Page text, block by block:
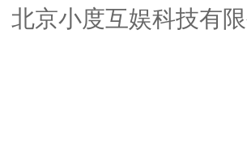
北京小度互娱科技有